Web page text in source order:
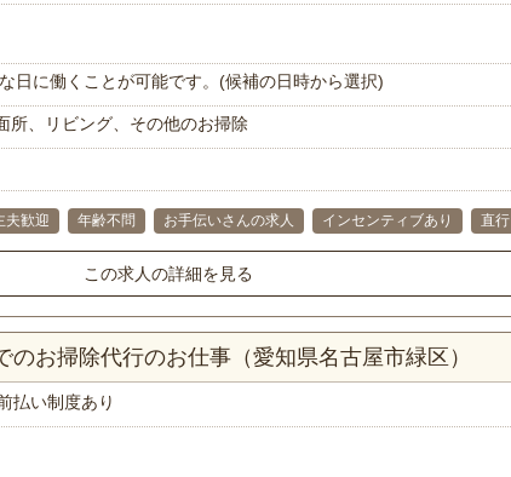
日に働くことが可能です。(候補の日時から選択)
所、リビング、その他のお掃除
夫歓迎 年齢不問 お手伝いさんの求人 インセンティブあり 直
この求人の詳細を見る
お掃除代行のお仕事（愛知県名古屋市緑区）
払い制度あり